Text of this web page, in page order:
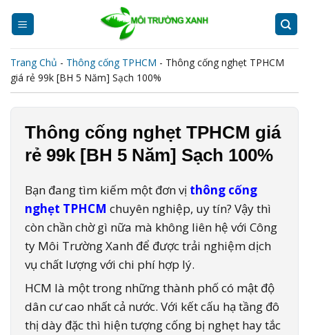
Trang Chủ - Thông cống TPHCM - Thông cống nghẹt TPHCM
giá rẻ 99k [BH 5 Năm] Sạch 100%
Thông cống nghẹt TPHCM giá
rẻ 99k [BH 5 Năm] Sạch 100%
Bạn đang tìm kiếm một đơn vị thông cống
nghẹt TPHCM chuyên nghiệp, uy tín? Vậy thì
còn chần chờ gì nữa mà không liên hệ với Công
ty Môi Trường Xanh để được trải nghiệm dịch
vụ chất lượng với chi phí hợp lý.
HCM là một trong những thành phố có mật độ
dân cư cao nhất cả nước. Với kết cấu hạ tầng đô
thị dày đặc thì hiện tượng cống bị nghẹt hay tắc